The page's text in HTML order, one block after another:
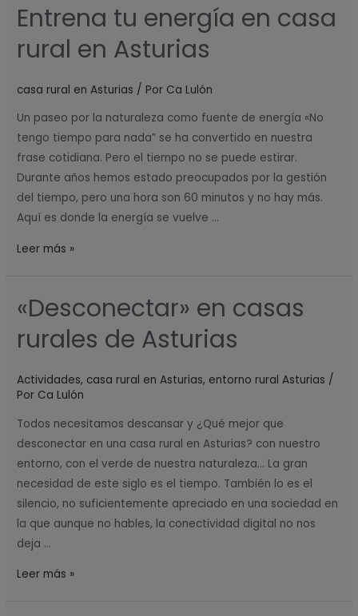
Entrena tu energía en casa
rural en Asturias
casa rural en Asturias / Por Ca Lulón
Un paseo por la naturaleza como fuente de energía «No
tengo tiempo para nada” se ha convertido en nuestra
frase cotidiana. Pero el tiempo no se puede estirar.
Durante años hemos estado preocupados por la gestión
del tiempo, pero una hora son 60 minutos y no hay más.
Aquí es donde la energía se vuelve …
Leer más »
«Desconectar» en casas
rurales de Asturias
Actividades, casa rural en Asturias, entorno rural Asturias /
Por Ca Lulón
Todos necesitamos descansar y ¿Qué mejor que
desconectar en una casa rural en Asturias? con nuestro
entorno, con el verde de nuestra naturaleza… La gran
necesidad de este siglo es el tiempo. También lo es el
silencio, no suficientemente apreciado en una sociedad en
la que aunque no hables, la conectividad digital no nos
deja …
«Desconectar»
en
casas
de
Asturias
Leer más »